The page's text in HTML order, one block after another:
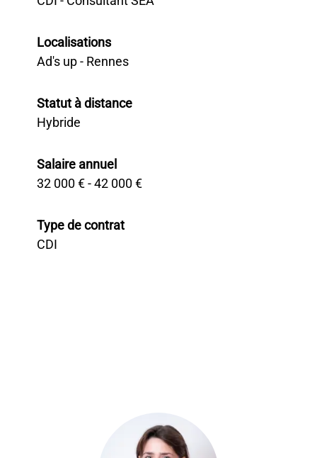
Localisations
Ad's up - Rennes
Statut à distance
Hybride
Salaire annuel
32 000 € - 42 000 €
Type de contrat
CDI